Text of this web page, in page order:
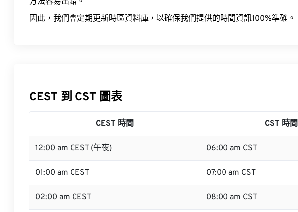
方法容易出錯。
因此，我們會定期更新時區資料庫，以確保我們提供的時間資訊100%準確。
CEST 到 CST 圖表
CEST 時間 CST 時間
12:00 am CEST (午夜) 06:00 am CST
01:00 am CEST 07:00 am CST
02:00 am CEST 08:00 am CST